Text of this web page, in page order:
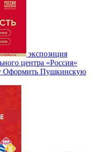
экспозиция
центра «Россия»
Оформить Пушкинскую